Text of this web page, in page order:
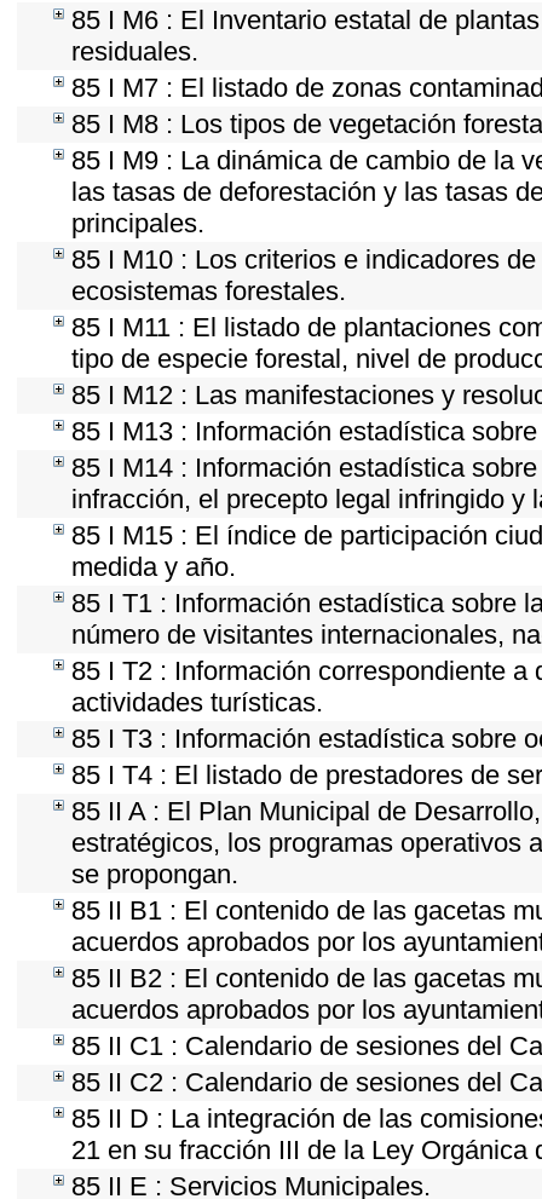
85 I M6 : El Inventario estatal de
residuales.
85 I M7 : El listado de zonas
85 I M8 : Los tipos de vegetación
85 I M9 : La dinámica de cambio de la
las tasas de deforestación y las tasas
principales.
85 I M10 : Los criterios e indicadores
ecosistemas forestales.
85 I M11 : El listado de plantaciones
tipo de especie forestal, nivel de
85 I M12 : Las manifestaciones y
85 I M13 : Información estadística
85 I M14 : Información estadística
infracción, el precepto legal infringido y
85 I M15 : El índice de participación
medida y año.
85 I T1 : Información estadística sobre
número de visitantes internacionales,
85 I T2 : Información correspondiente
actividades turísticas.
85 I T3 : Información estadística sobre
85 I T4 : El listado de prestadores de
85 II A : El Plan Municipal de
estratégicos, los programas operativos
se propongan.
85 II B1 : El contenido de las gacetas
acuerdos aprobados por los
85 II B2 : El contenido de las gacetas
acuerdos aprobados por los
85 II C1 : Calendario de sesiones del
85 II C2 : Calendario de sesiones del
85 II D : La integración de las
21 en su fracción III de la Ley Orgánica
85 II E : Servicios Municipales.